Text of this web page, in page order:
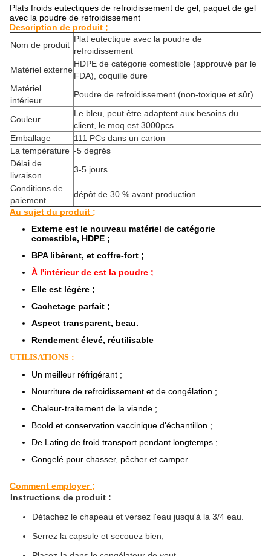
Plats froids eutectiques de refroidissement de gel, paquet de gel
avec la poudre de refroidissement
Description de produit ;
Nom de produit
Plat eutectique avec la poudre de
refroidissement
Matériel externe
HDPE de catégorie comestible (approuvé par le
FDA), coquille dure
Matériel
intérieur
Poudre de refroidissement (non-toxique et sûr)
Couleur
Le bleu, peut être adaptent aux besoins du
client, le moq est 3000pcs
Emballage
111 PCs dans un carton
La température -5 degrés
Délai de
livraison
3-5 jours
Conditions de
paiement
dépôt de 30 % avant production
Au sujet du produit ;
Externe est le nouveau matériel de catégorie
comestible, HDPE ;
BPA libèrent, et coffre-fort ;
À l'intérieur de est la poudre ;
Elle est légère ;
Cachetage parfait ;
Aspect transparent, beau.
Rendement élevé, réutilisable
UTILISATIONS :
Un meilleur réfrigérant ;
Nourriture de refroidissement et de congélation ;
Chaleur-traitement de la viande ;
Boold et conservation vaccinique d'échantillon ;
De Lating de froid transport pendant longtemps ;
Congelé pour chasser, pêcher et camper
Comment employer ;
Instructions de produit :
Détachez le chapeau et versez l'eau jusqu'à la 3/4 eau.
Serrez la capsule et secouez bien,